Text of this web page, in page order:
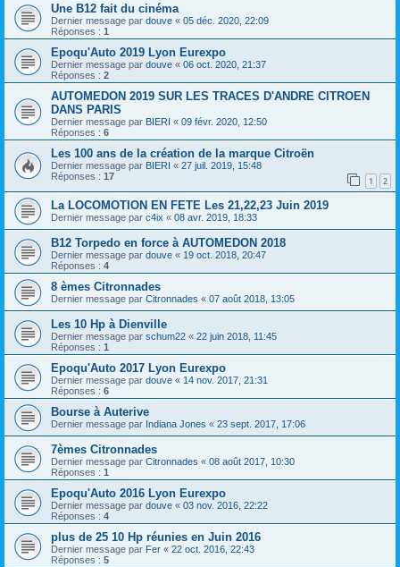
Une B12 fait du cinéma
Dernier message par douve « 05 déc. 2020, 22:09
Réponses : 1
Epoqu'Auto 2019 Lyon Eurexpo
Dernier message par douve « 06 oct. 2020, 21:37
Réponses : 2
AUTOMEDON 2019 SUR LES TRACES D'ANDRE CITROEN
DANS PARIS
Dernier message par BIERI « 09 févr. 2020, 12:50
Réponses : 6
Les 100 ans de la création de la marque Citroën
Dernier message par BIERI « 27 juil. 2019, 15:48
Réponses : 17 1 2
La LOCOMOTION EN FETE Les 21,22,23 Juin 2019
Dernier message par c4ix « 08 avr. 2019, 18:33
B12 Torpedo en force à AUTOMEDON 2018
Dernier message par douve « 19 oct. 2018, 20:47
Réponses : 4
8 èmes Citronnades
Dernier message par Citronnades « 07 août 2018, 13:05
Les 10 Hp à Dienville
Dernier message par schum22 « 22 juin 2018, 11:45
Réponses : 1
Epoqu'Auto 2017 Lyon Eurexpo
Dernier message par douve « 14 nov. 2017, 21:31
Réponses : 6
Bourse à Auterive
Dernier message par Indiana Jones « 23 sept. 2017, 17:06
7èmes Citronnades
Dernier message par Citronnades « 08 août 2017, 10:30
Réponses : 1
Epoqu'Auto 2016 Lyon Eurexpo
Dernier message par douve « 03 nov. 2016, 22:22
Réponses : 4
plus de 25 10 Hp réunies en Juin 2016
Dernier message par Fer « 22 oct. 2016, 22:43
Réponses : 5